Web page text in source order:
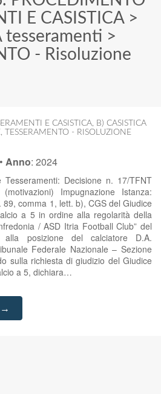
E CASISTICA>
tesseramenti >
- Risoluzione
E CASISTICA, B) CASISTICA
, TESSERAMENTO - RISOLUZIONE
• Anno: 2024
Tesseramenti: Decisione n. 17/TFNT
Impugnazione Istanza:
comma 1, lett. b), CGS del Giudice
a 5 in ordine alla regolarità della
/ ASD Itria Football Club” del
alla posizione del calciatore D.A.
Federale Nazionale – Sezione
sulla richiesta di giudizio del Giudice
a 5, dichiara…